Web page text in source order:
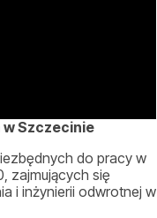
Szczecinie
do pracy w
zajmujących się
i inżynierii odwrotnej w